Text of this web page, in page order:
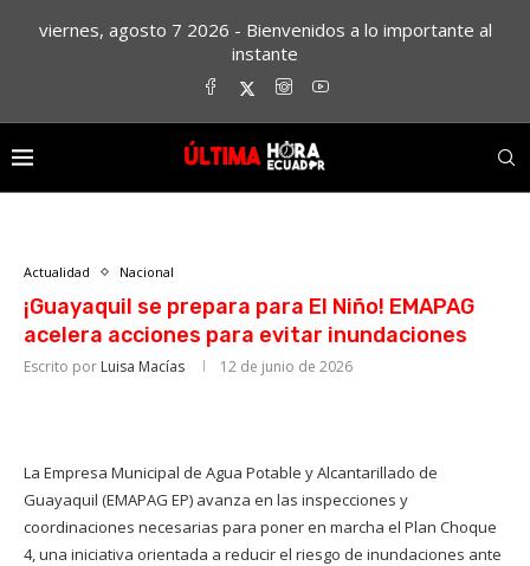
viernes, agosto 7 2026 - Bienvenidos a lo importante al
instante
Actualidad Nacional
¡Guayaquil se prepara para El Niño! EMAPAG
acelera acciones para evitar inundaciones
Escrito por Luisa Macías 12 de junio de 2026
La Empresa Municipal de Agua Potable y Alcantarillado de
Guayaquil (EMAPAG EP) avanza en las inspecciones y
coordinaciones necesarias para poner en marcha el Plan Choque
4, una iniciativa orientada a reducir el riesgo de inundaciones ante